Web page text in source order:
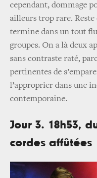
cependant, dommage
ailleurs trop rare. Reste
termine dans un tout
groupes. On a là deux
sans contraste raté,
pertinentes de
l’approprier dans une
contemporaine.
Jour 3. 18h53,
cordes affûtées